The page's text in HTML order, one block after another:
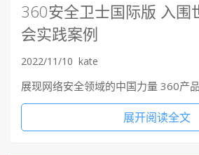
360安全卫士国际版 入围
会实践案例
2022/11/10 kate
展现网络安全领域的中国力量 360产
展开阅读全文